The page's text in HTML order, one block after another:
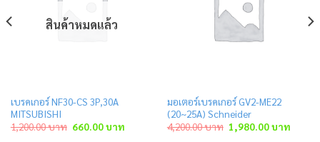
สินค้าหมดแล้ว
เบรคเกอร์ NF30-CS 3P,30A
MITSUBISHI
1,200.00บาท Original
price
660.00บาทCurrent
price
มอเตอร์เบรคเกอร์ GV2-ME22
(20~25A) Schneider
4,200.00บาท Original
price
1,980.00บาท
price